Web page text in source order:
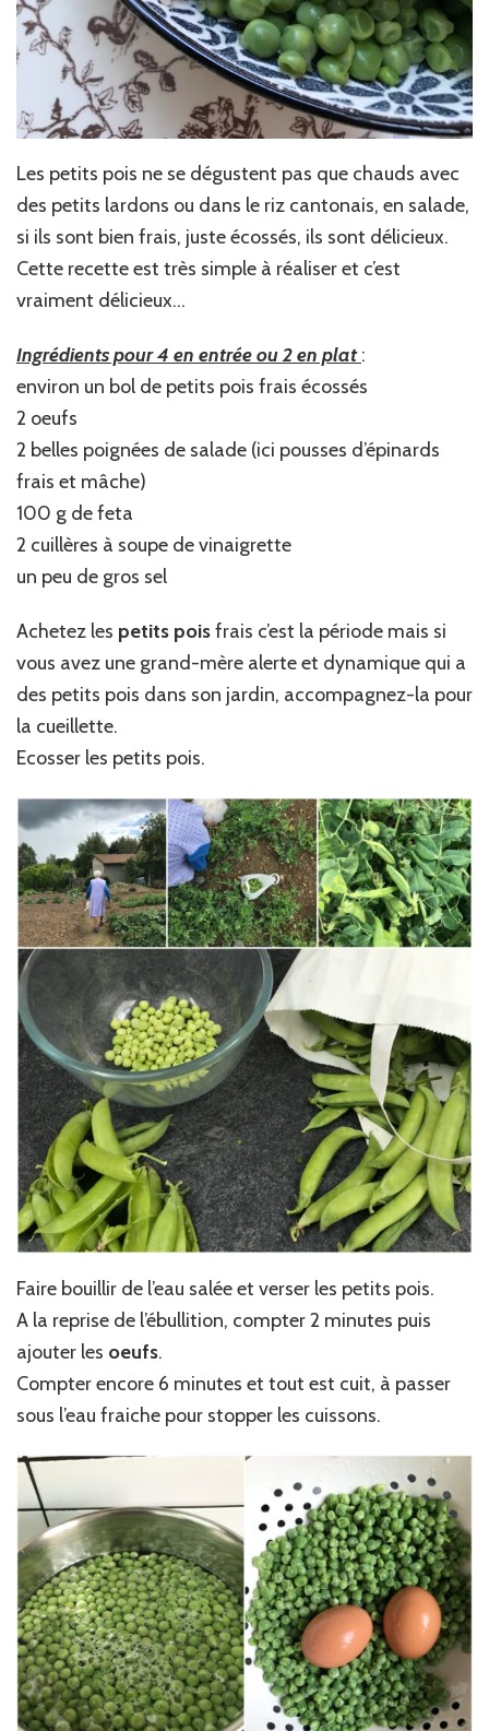
Les petits pois ne se dégustent pas que chauds avec
des petits lardons ou dans le riz cantonais, en salade,
si ils sont bien frais, juste écossés, ils sont délicieux.
Cette recette est très simple à réaliser et c’est
vraiment délicieux…
Ingrédients pour 4 en entrée ou 2 en plat:
environ un bol de petits pois frais écossés
2 oeufs
2 belles poignées de salade (ici pousses d’épinards
frais et mâche)
100 g de feta
2 cuillères à soupe de vinaigrette
un peu de gros sel
Achetez les petits poisfrais c’est la période mais si
vous avez une grand-mère alerte et dynamique qui a
des petits pois dans son jardin, accompagnez-la pour
la cueillette.
Ecosser les petits pois.
Faire bouillir de l’eau salée et verser les petits pois.
A la reprise de l’ébullition, compter 2 minutes puis
ajouter les oeufs.
Compter encore 6 minutes et tout est cuit, à passer
sous l’eau fraiche pour stopper les cuissons.